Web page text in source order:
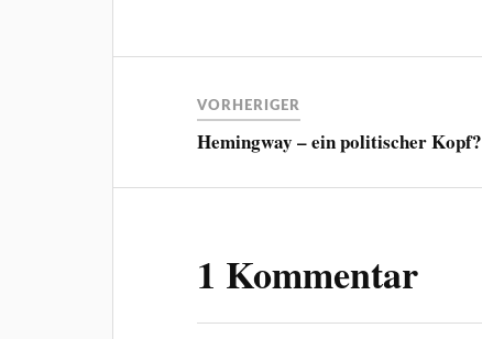
VORHERIGER
Hemingway – ein politischer Kopf?
1 Kommentar